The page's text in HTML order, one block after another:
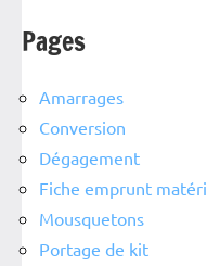
Pages
Amarrages
Conversion
Dégagement
Fiche emprunt
Mousquetons
Portage de kit